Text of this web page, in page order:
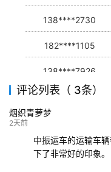
138****2730
182****1105
138****7926
139****9233
评论列表（ 3条）
烟织青萝梦
2天前
中振运车的运输车
下了非常好的印象。